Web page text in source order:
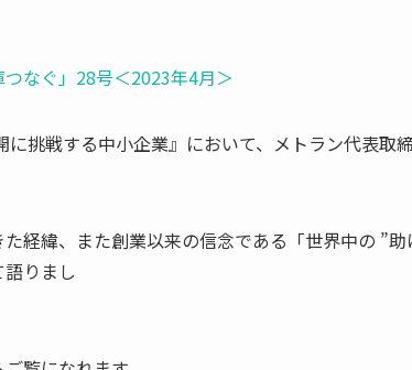
なぐ」28号＜2023年4月＞
挑戦する中小企業』において、メトラン代表取
経緯、また創業以来の信念である「世界中の ”
りまし